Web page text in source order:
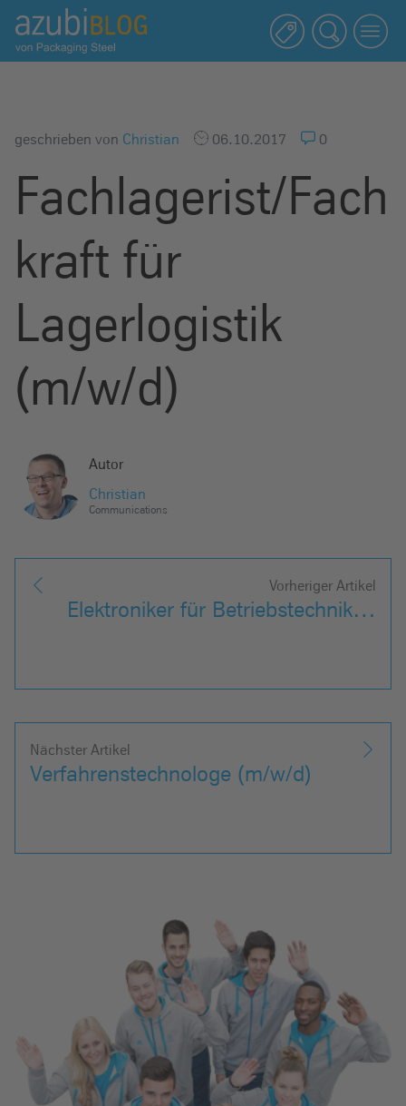
A
z
u
b
s
s
s
t
geschrieben von Christian 06.10.2017 0
Fachlagerist/Fach
kraft für
Lagerlogistik
(m/w/d)
Autor
Christian
Communications
Vorheriger Artikel
Elektroniker für Betriebstechnik…
Nächster Artikel
Verfahrenstechnologe (m/w/d)